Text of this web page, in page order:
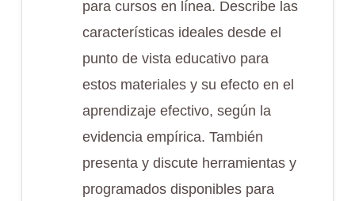
para cursos en línea. Describe las
características ideales desde el
punto de vista educativo para
estos materiales y su efecto en el
aprendizaje efectivo, según la
evidencia empírica. También
presenta y discute herramientas y
programados disponibles para